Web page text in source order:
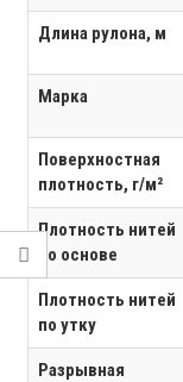
Длина рулона, м
Марка
Поверхностная
плотность, г/м²
Плотность нитей
по основе
Плотность нитей
по утку
Разрывная